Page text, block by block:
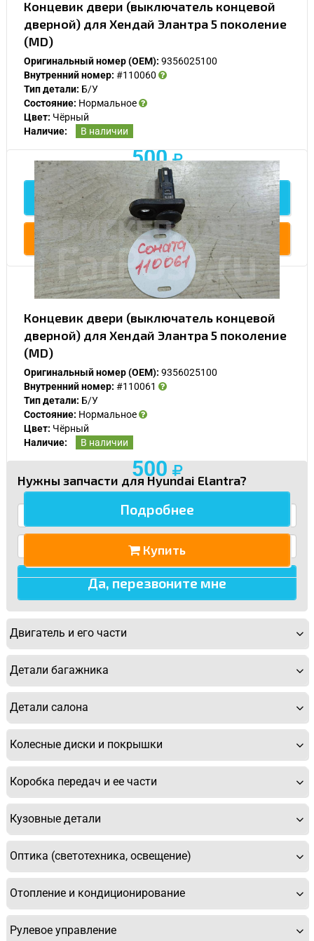
Концевик двери (выключатель концевой
дверной) для Хендай Элантра 5 поколение
(MD)
Оригинальный номер (OEM): 9356025100
Внутренний номер: #110060
Тип детали: Б/У
Состояние: Нормальное
Цвет: Чёрный
Наличие:
В наличии
500
Подробнее
Купить
Концевик двери (выключатель концевой
дверной) для Хендай Элантра 5 поколение
(MD)
Оригинальный номер (OEM): 9356025100
Внутренний номер: #110061
Тип детали: Б/У
Состояние: Нормальное
Цвет: Чёрный
Наличие:
В наличии
500
Подробнее
Купить
Нужны запчасти для Hyundai Elantra?
Двигатель и его части
Детали багажника
Детали салона
Колесные диски и покрышки
Коробка передач и ее части
Кузовные детали
Оптика (светотехника, освещение)
Отопление и кондиционирование
Рулевое управление
У Вас возникли вопросы? Вы не
нашли нужную Вам деталь?
Заполните форму ниже и мы Вам перезвоним.
Спасибо, мне это не нужно!